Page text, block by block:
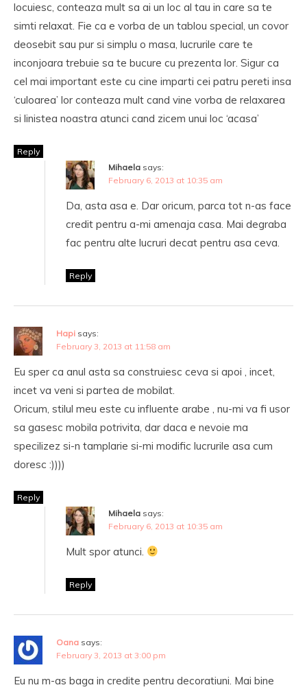
locuiesc, conteaza mult sa ai un loc al tau in care sa te
simti relaxat. Fie ca e vorba de un tablou special, un covor
deosebit sau pur si simplu o masa, lucrurile care te
inconjoara trebuie sa te bucure cu prezenta lor. Sigur ca
cel mai important este cu cine imparti cei patru pereti insa
‘culoarea’ lor conteaza mult cand vine vorba de relaxarea
si linistea noastra atunci cand zicem unui loc ‘acasa’
Reply
Mihaela says:
February 6, 2013 at 10:35 am
Da, asta asa e. Dar oricum, parca tot n-as face
credit pentru a-mi amenaja casa. Mai degraba
fac pentru alte lucruri decat pentru asa ceva.
Reply
Hapi says:
February 3, 2013 at 11:58 am
Eu sper ca anul asta sa construiesc ceva si apoi , incet,
incet va veni si partea de mobilat.
Oricum, stilul meu este cu influente arabe , nu-mi va fi usor
sa gasesc mobila potrivita, dar daca e nevoie ma
specilizez si-n tamplarie si-mi modific lucrurile asa cum
doresc :))))
Reply
Mihaela says:
February 6, 2013 at 10:35 am
Mult spor atunci.
Reply
Oana says:
February 3, 2013 at 3:00 pm
Eu nu m-as baga in credite pentru decoratiuni. Mai bine